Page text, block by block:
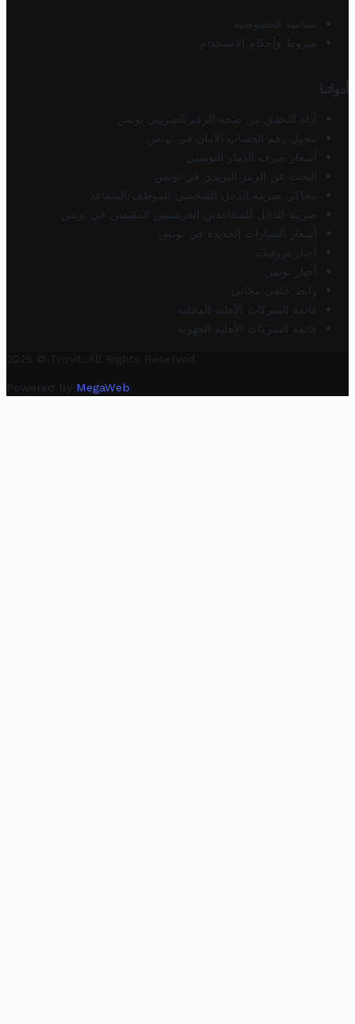
سياسة الخصوصية
شروط وأحكام الاستخدام
أدواتنا
أداة التحقق من صحة الرقم الضريبي تونس
محول رقم الحساب الآيبان في تونس
أسعار صرف الدينار التونسي
البحث عن الرمز البريدي في تونس
محاكي ضريبة الدخل الشخصي للموظف/المتقاعد
ضريبة الدخل للمتقاعدين الفرنسيين المقيمين في تونس
أسعار السيارات الجديدة في تونس
أخبار تروفيت
أخبار تونس
رابط خلفي مجاني
قائمة الشركات الأهلية المحلية
قائمة الشركات الأهلية الجهوية
2025 © Trovit. All Rights Reserved.
Powered By MegaWeb